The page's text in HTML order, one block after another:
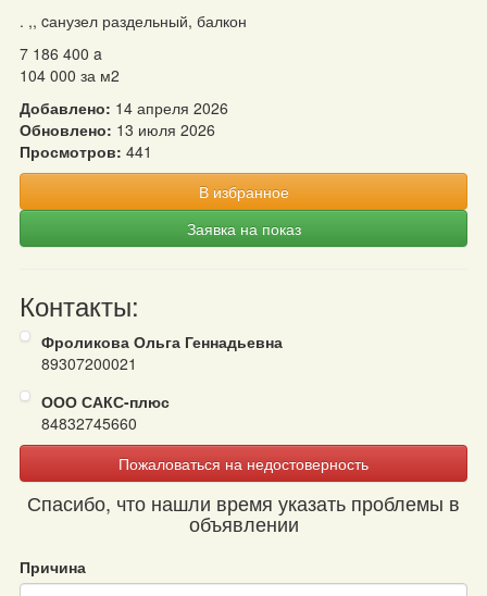
. ,, cанузел раздельный, балкон
7 186 400 a
104 000 за м2
Добавлено: 14 апреля 2026
Обновлено: 13 июля 2026
Просмотров: 441
В избранное
Заявка на показ
Контакты:
Фроликова Ольга Геннадьевна
89307200021
ООО САКС-плюс
84832745660
Пожаловаться на недостоверность
Спасибо, что нашли время указать проблемы в
объявлении
Причина